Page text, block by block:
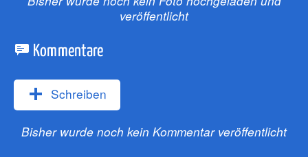
veröffentlicht
Kommentare
Schreiben
Bisher wurde noch kein Kommentar veröffentlicht